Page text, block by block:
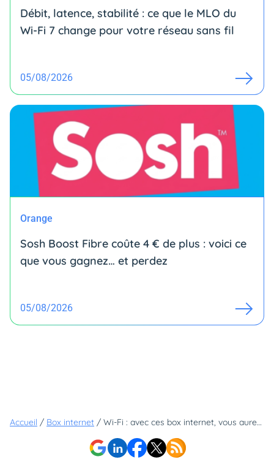
Débit, latence, stabilité : ce que le MLO du
Wi-Fi 7 change pour votre réseau sans fil
05/08/2026
Orange
Sosh Boost Fibre coûte 4 € de plus : voici ce
que vous gagnez… et perdez
05/08/2026
Accueil / Box internet / Wi-Fi : avec ces box internet, vous aurez vraiment le meilleur débit possible !